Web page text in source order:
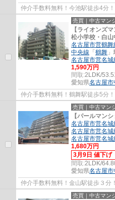
仲介手数料無料！今池駅徒歩4分
売買｜中古マン
【ライオンズ
松小学校・白山
名古屋市営鶴舞
中央線 「 鶴舞
名古屋市営名城
1,590万円
間取:2LDK/
愛知県名古屋市
仲介手数料無料！鶴舞駅徒歩5分！
売買｜中古マン
【パールマン
名古屋市営名城
名古屋市営名城
名古屋市営名城
1,680万円
3月9日 値下げ
間取:2LDK/
愛知県名古屋市
仲介手数料無料！金山駅徒歩３分！
売買｜中古マン